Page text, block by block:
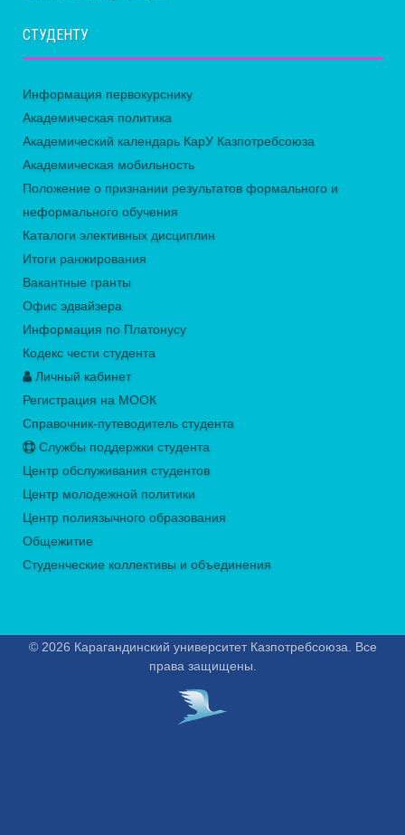
СТУДЕНТУ
Информация первокурснику
Академическая политика
Академический календарь КарУ Казпотребсоюза
Академическая мобильность
Положение о признании результатов формального и
неформального обучения
Каталоги элективных дисциплин
Итоги ранжирования
Вакантные гранты
Офис эдвайзера
Информация по Платонусу
Кодекс чести студента
Личный кабинет
Регистрация на МООК
Справочник-путеводитель студента
Службы поддержки студента
Центр обслуживания студентов
Центр молодежной политики
Центр полиязычного образования
Общежитие
Студенческие коллективы и объединения
© 2026 Карагандинский университет Казпотребсоюза. Все
права защищены.